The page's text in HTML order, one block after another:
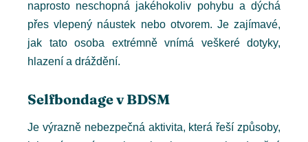
naprosto neschopná jakéhokoliv pohybu a dýchá
přes vlepený náustek nebo otvorem. Je zajímavé,
jak tato osoba extrémně vnímá veškeré dotyky,
hlazení a dráždění.
Selfbondage v BDSM
Je výrazně nebezpečná aktivita, která řeší způsoby,